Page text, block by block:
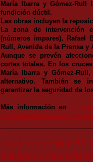
María Ibarra y Gómez-
fundición dúctil.
Las obras incluyen la
La zona de intervención
(números impares), Rafael
Rull, Avenida de la Prensa y
Aunque se prevén
cortes totales. En los
María Ibarra y Gómez-
alternativo. También se
garantizar la seguridad de
Más información en
de-mejora/obras-en-calle-
La Junta destina 50
polígonos